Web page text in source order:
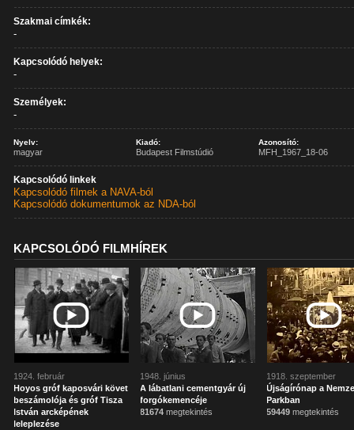
Szakmai címkék:
-
Kapcsolódó helyek:
-
Személyek:
-
Nyelv:
magyar
Kiadó:
Budapest Filmstúdió
Azonosító:
MFH_1967_18-06
Kapcsolódó linkek
Kapcsolódó filmek a NAVA-ból
Kapcsolódó dokumentumok az NDA-ból
KAPCSOLÓDÓ FILMHÍREK
1924. február
Hoyos gróf kaposvári követ
beszámolója és gróf Tisza
István arcképének
leleplezése
1948. június
A lábatlani cementgyár új
forgókemencéje
81674 megtekintés
1918. szeptember
Újságírónap a
Parkban
59449 megtekintés